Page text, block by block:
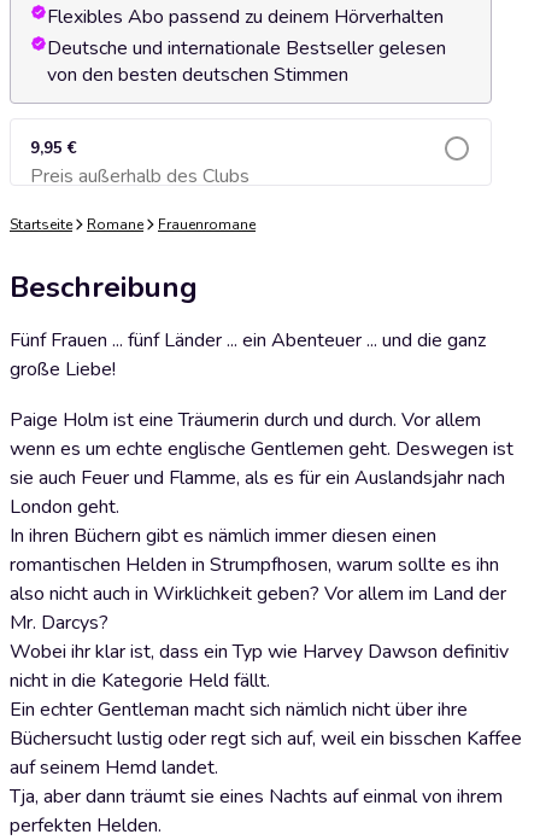
Flexibles Abo passend zu deinem Hörverhalten
Deutsche und internationale Bestseller gelesen
von den besten deutschen Stimmen
9,95 €
Preis außerhalb des ClubsZum Warenkorb hinzufügen
Startseite Romane Frauenromane
Beschreibung
Fünf Frauen ... fünf Länder ... ein Abenteuer ... und die ganz
große Liebe!
Paige Holm ist eine Träumerin durch und durch. Vor allem
wenn es um echte englische Gentlemen geht. Deswegen ist
sie auch Feuer und Flamme, als es für ein Auslandsjahr nach
London geht.
In ihren Büchern gibt es nämlich immer diesen einen
romantischen Helden in Strumpfhosen, warum sollte es ihn
also nicht auch in Wirklichkeit geben? Vor allem im Land der
Mr. Darcys?
Wobei ihr klar ist, dass ein Typ wie Harvey Dawson definitiv
nicht in die Kategorie Held fällt.
Ein echter Gentleman macht sich nämlich nicht über ihre
Büchersucht lustig oder regt sich auf, weil ein bisschen Kaffee
auf seinem Hemd landet.
Tja, aber dann träumt sie eines Nachts auf einmal von ihrem
perfekten Helden.